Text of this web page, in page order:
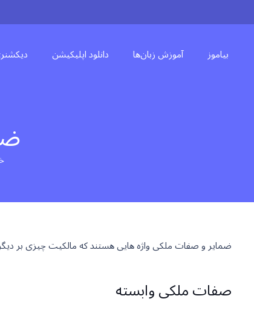
بیاموز آموزش زبان‌ها دانلود اپلیکیشن
ضمایر و صفات ملکی واژه هایی هستند که مالکیت چیزی بر
صفات ملکی وابسته